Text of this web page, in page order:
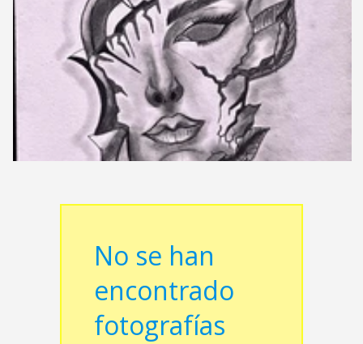
No se han
encontrado
fotografías